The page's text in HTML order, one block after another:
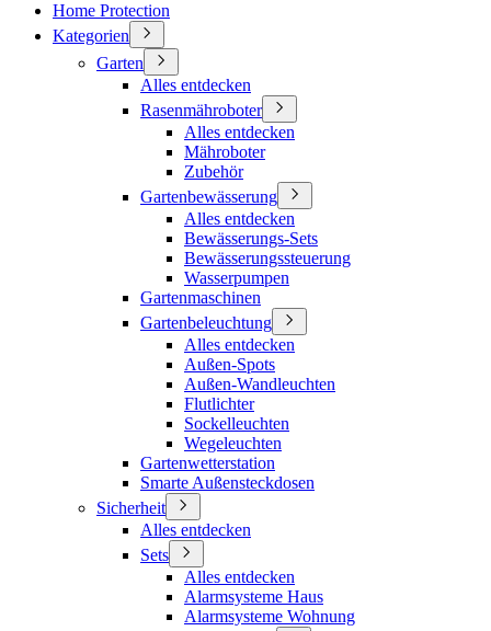
Home Protection
Kategorien
Garten
Alles entdecken
Rasenmähroboter
Alles entdecken
Mähroboter
Zubehör
Gartenbewässerung
Alles entdecken
Bewässerungs-Sets
Bewässerungssteuerung
Wasserpumpen
Gartenmaschinen
Gartenbeleuchtung
Alles entdecken
Außen-Spots
Außen-Wandleuchten
Flutlichter
Sockelleuchten
Wegeleuchten
Gartenwetterstation
Smarte Außensteckdosen
Sicherheit
Alles entdecken
Sets
Alles entdecken
Alarmsysteme Haus
Alarmsysteme Wohnung